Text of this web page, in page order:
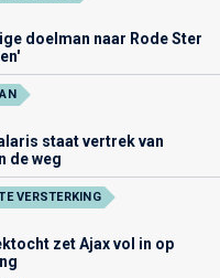
doelman naar Rode Ster
staat vertrek van
de weg
VERSTERKING
zet Ajax vol in op